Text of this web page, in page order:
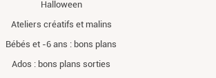
Halloween
Ateliers créatifs et malins
Bébés et -6 ans : bons plans
Ados : bons plans sorties